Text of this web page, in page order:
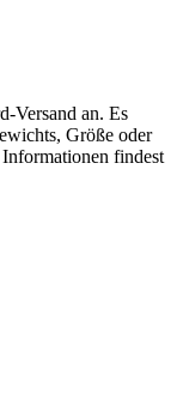
Versand an. Es
Größe oder
findest